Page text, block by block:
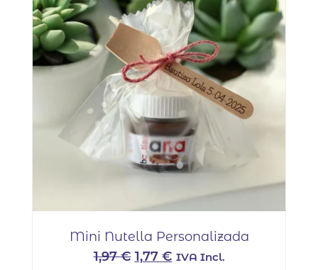
Mini Nutella Personalizada
1,97€ El
1,77 €El
IVA Incl.